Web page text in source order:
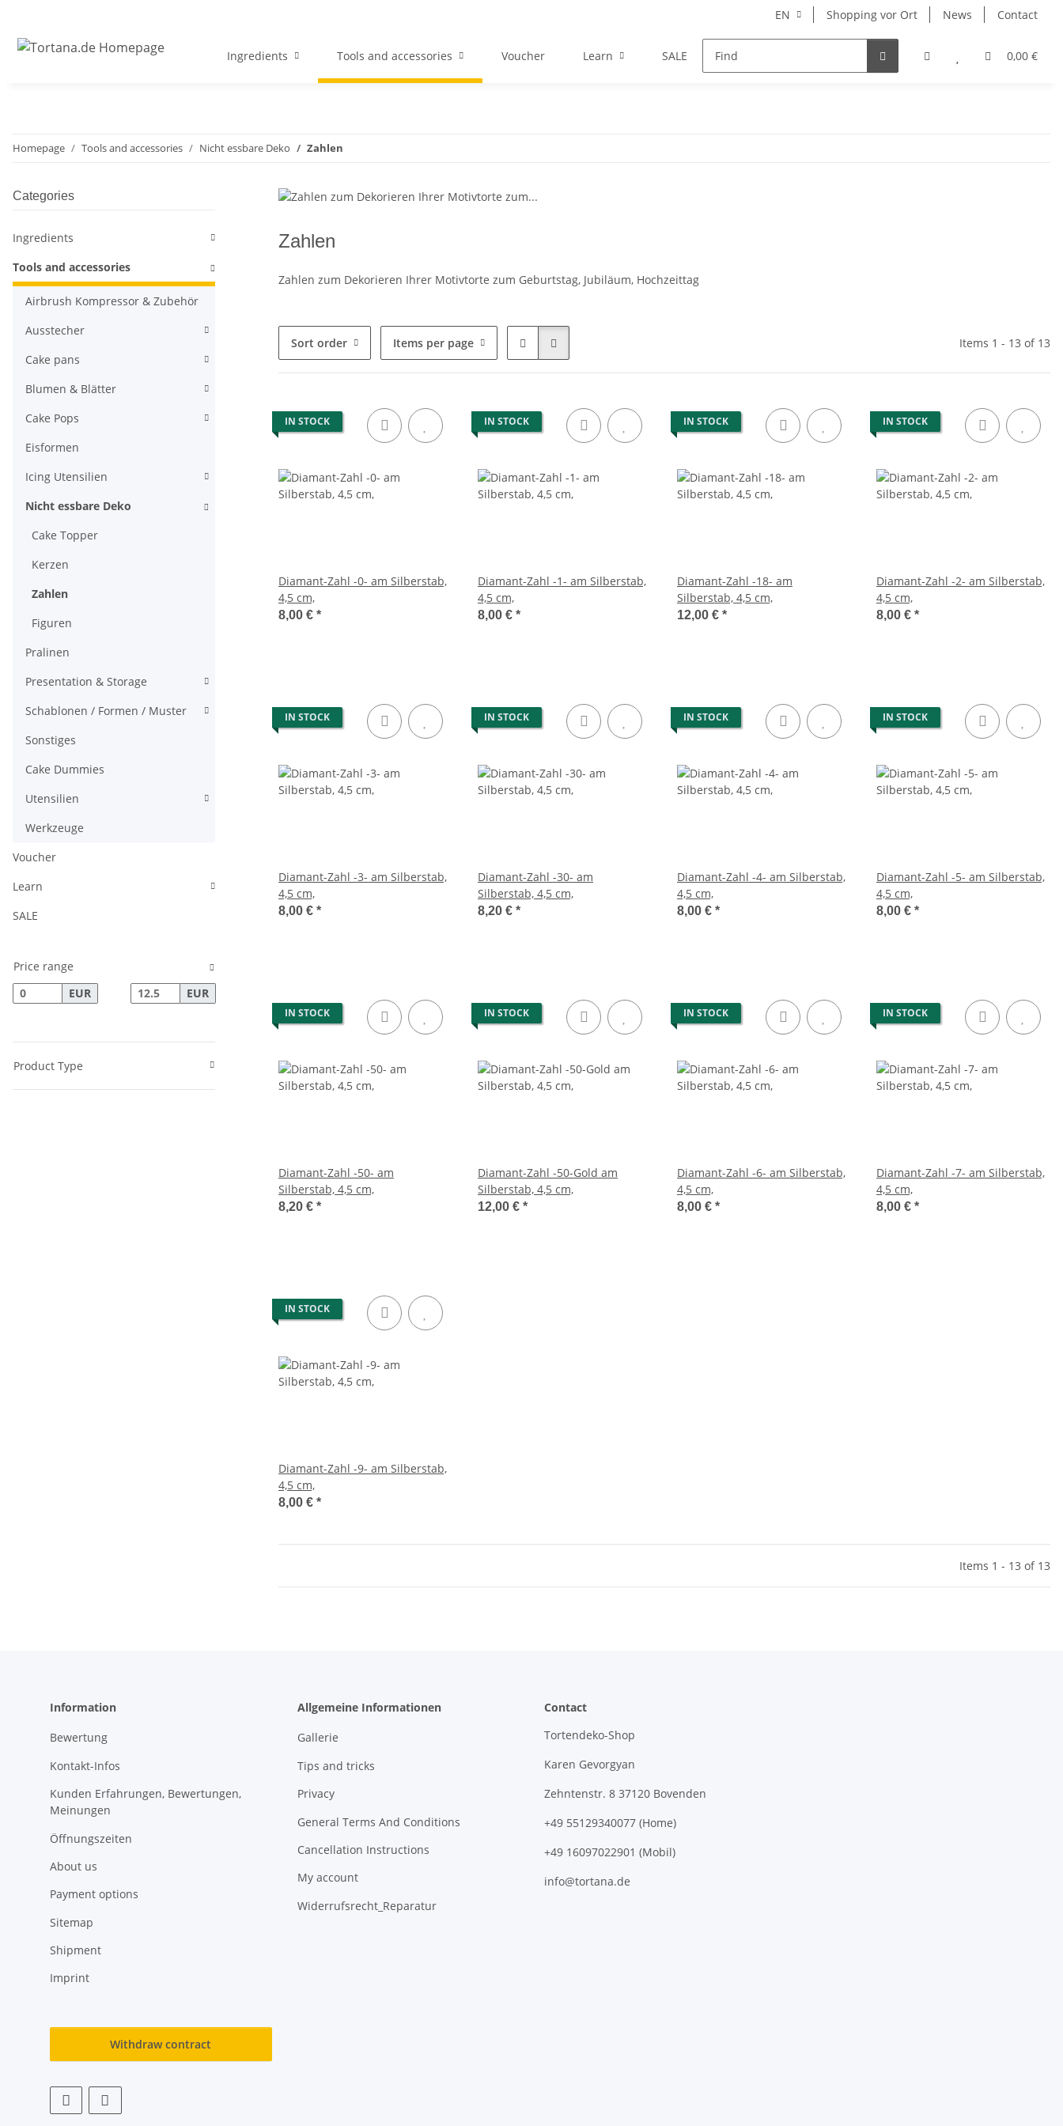
EN Shopping vor Ort News Contact
0,00 €
Ingredients Tools and accessories Voucher Learn SALE Hersteller
Homepage Tools and accessories Nicht essbare Deko Zahlen
Zahlen
Zahlen zum Dekorieren Ihrer Motivtorte zum Geburtstag, Jubiläum, Hochzeittag
Sort order Items per page Items 1 - 13 of 13
IN STOCK
Diamant-Zahl -0- am Silberstab,
4,5 cm,
8,00 € *
IN STOCK
Diamant-Zahl -1- am Silberstab,
4,5 cm,
8,00 € *
IN STOCK
Diamant-Zahl -18- am
Silberstab, 4,5 cm,
12,00 € *
IN STOCK
Diamant-Zahl -2- am Silberstab,
4,5 cm,
8,00 € *
IN STOCK
Diamant-Zahl -3- am Silberstab,
4,5 cm,
8,00 € *
IN STOCK
Diamant-Zahl -30- am
Silberstab, 4,5 cm,
8,20 € *
IN STOCK
Diamant-Zahl -4- am Silberstab,
4,5 cm,
8,00 € *
IN STOCK
Diamant-Zahl -5- am Silberstab,
4,5 cm,
8,00 € *
IN STOCK
Diamant-Zahl -50- am
Silberstab, 4,5 cm,
8,20 € *
IN STOCK
Diamant-Zahl -50-Gold am
Silberstab, 4,5 cm,
12,00 € *
IN STOCK
Diamant-Zahl -6- am Silberstab,
4,5 cm,
8,00 € *
IN STOCK
Diamant-Zahl -7- am Silberstab,
4,5 cm,
8,00 € *
IN STOCK
Diamant-Zahl -9- am Silberstab,
4,5 cm,
8,00 € *
Items 1 - 13 of 13
Categories
Ingredients
Tools and accessories
Airbrush Kompressor & Zubehör
Ausstecher
Cake pans
Blumen & Blätter
Cake Pops
Eisformen
Icing Utensilien
Nicht essbare Deko
Cake Topper
Kerzen
Zahlen
Figuren
Pralinen
Presentation & Storage
Schablonen / Formen / Muster
Sonstiges
Cake Dummies
Utensilien
Werkzeuge
Voucher
Learn
SALE
Price range
EUR
EUR
Product Type
Information
Bewertung
Kontakt-Infos
Kunden Erfahrungen, Bewertungen,
Meinungen
Öffnungszeiten
About us
Payment options
Sitemap
Shipment
Imprint
Allgemeine Informationen
Gallerie
Tips and tricks
Privacy
General Terms And Conditions
Cancellation Instructions
My account
Widerrufsrecht_Reparatur
Contact
Tortendeko-Shop
Karen Gevorgyan
Zehntenstr. 8 37120 Bovenden
+49 55129340077 (Home)
+49 16097022901 (Mobil)
info@tortana.de
Withdraw contract